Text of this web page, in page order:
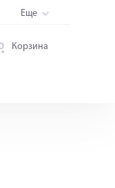
Еще
Корзина